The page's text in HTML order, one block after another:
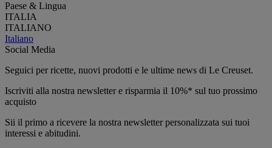
Paese & Lingua
ITALIA
ITALIANO
Italiano
Social Media
Seguici per ricette, nuovi prodotti e le ultime news di Le Creuset.
Iscriviti alla nostra newsletter e risparmia il 10%* sul tuo prossimo
acquisto
Sii il primo a ricevere la nostra newsletter personalizzata sui tuoi
interessi e abitudini.